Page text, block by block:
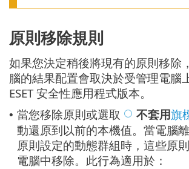
原則移除規則
如果您決定稍後將現有的原則移除
腦的結果配置會取決於受管理電腦
ESET 安全性應用程式版本。
• 當您移除原則或選取 不套用旗
動還原到以前的本機值。當電腦
原則設定的動態群組時，這些原
電腦中移除。此行為適用於：